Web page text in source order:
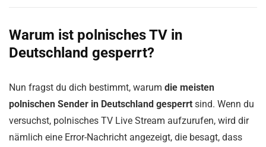
Warum ist polnisches TV in
Deutschland gesperrt?
Nun fragst du dich bestimmt, warum die meisten
polnischen Sender in Deutschland gesperrt sind. Wenn du
versuchst, polnisches TV Live Stream aufzurufen, wird dir
nämlich eine Error-Nachricht angezeigt, die besagt, dass